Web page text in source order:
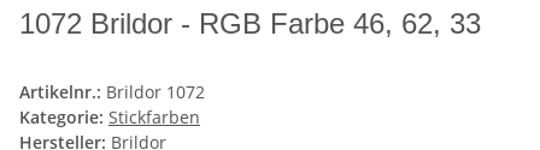
1072 Brildor - RGB Farbe 46, 62, 33
Artikelnr.: Brildor 1072
Kategorie: Stickfarben
Hersteller: Brildor